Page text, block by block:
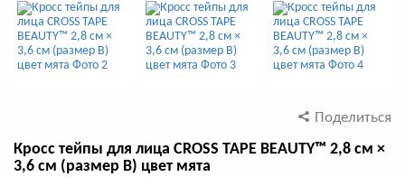
Поделиться
Кросс тейпы для лица CROSS TAPE BEAUTY™ 2,8 см ×
3,6 см (размер B) цвет мята